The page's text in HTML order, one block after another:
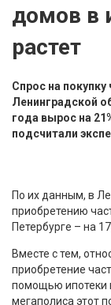
домов в
растет
Спрос на
Ленинградской
года вырос на
подсчитали
По их данным, в
приобретению
Петербурге – на
Вместе с тем,
приобретение
помощью ипотеки
мегаполиса этот